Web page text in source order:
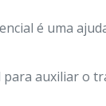
é uma
para auxiliar o